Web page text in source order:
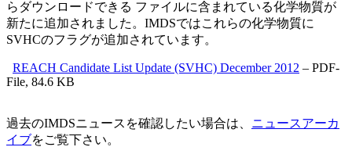
らダウンロードできる ファイルに含まれている化学物質が
新たに追加されました。IMDSではこれらの化学物質に
SVHCのフラグが追加されています。
REACH Candidate List Update (SVHC) December 2012 – PDF-
File, 84.6 KB
過去のIMDSニュースを確認したい場合は、 ニュースアーカ
イブをご覧下さい。